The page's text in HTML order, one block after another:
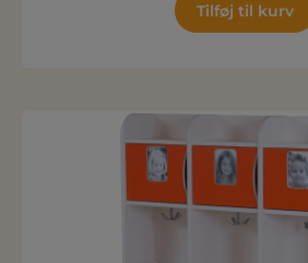
Tilføj til kurv